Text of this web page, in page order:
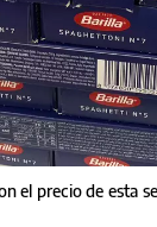
el precio de esta